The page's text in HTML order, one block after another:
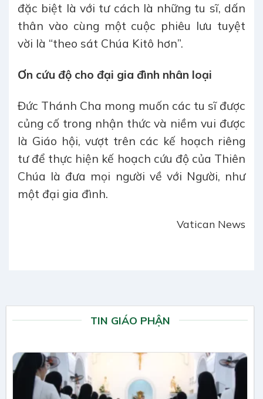
đặc biệt là với tư cách là những tu sĩ, dấn
thân vào cùng một cuộc phiêu lưu tuyệt
vời là “theo sát Chúa Kitô hơn”.
Ơn cứu độ cho đại gia đình nhân loại
Đức Thánh Cha mong muốn các tu sĩ được
củng cố trong nhận thức và niềm vui được
là Giáo hội, vượt trên các kế hoạch riêng
tư để thực hiện kế hoạch cứu độ của Thiên
Chúa là đưa mọi người về với Người, như
một đại gia đình.
Vatican News
TIN GIÁO PHẬN